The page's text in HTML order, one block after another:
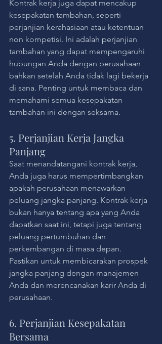
Kontrak kerja juga dapat mencakup
kesepakatan tambahan, seperti
perjanjian kerahasiaan atau ketentuan
non kompetisi. Ini adalah perjanjian
tambahan yang dapat mempengaruhi
hubungan Anda dengan perusahaan
bahkan setelah Anda tidak lagi bekerja
di sana. Penting untuk membaca dan
memahami semua kesepakatan
tambahan ini dengan seksama.
5. Perjanjian Kerja Jangka
Panjang
Saat menandatangani kontrak kerja,
Anda juga harus mempertimbangkan
apakah perusahaan menawarkan
peluang jangka panjang. Kontrak kerja
bukan hanya tentang apa yang Anda
dapatkan saat ini, tetapi juga tentang
peluang pertumbuhan dan
perkembangan di masa depan.
Pastikan untuk membicarakan prospek
jangka panjang dengan manajemen
Anda dan merencanakan karir Anda di
perusahaan.
6. Perjanjian Kesepakatan
Bersama